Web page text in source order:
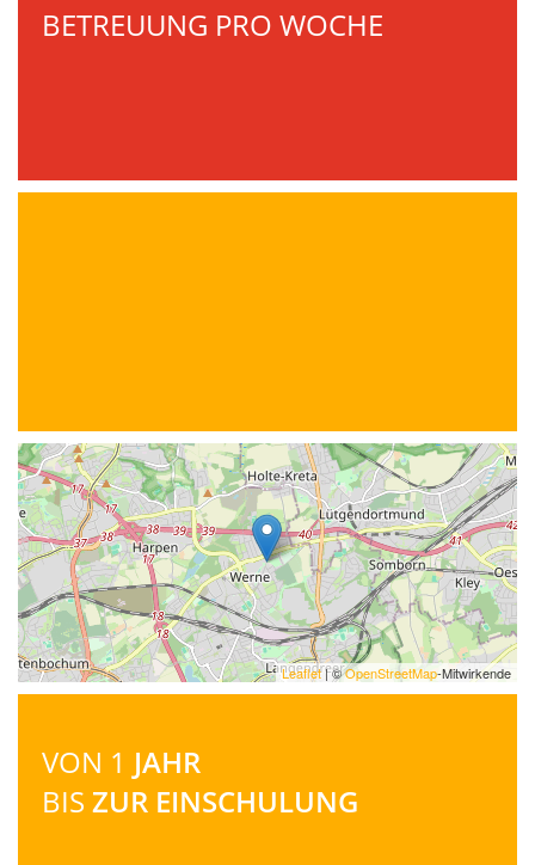
BETREUUNG PRO WOCHE
Leaflet| ©OpenStreetMap-Mitwirkende
VON 1 JAHR
BIS ZUR EINSCHULUNG